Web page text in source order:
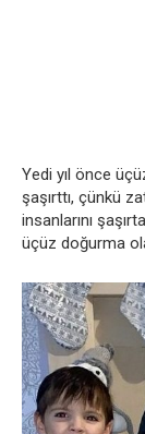
Yedi yıl önce
şaşırttı, çünkü
insanlarını
üçüz doğurma